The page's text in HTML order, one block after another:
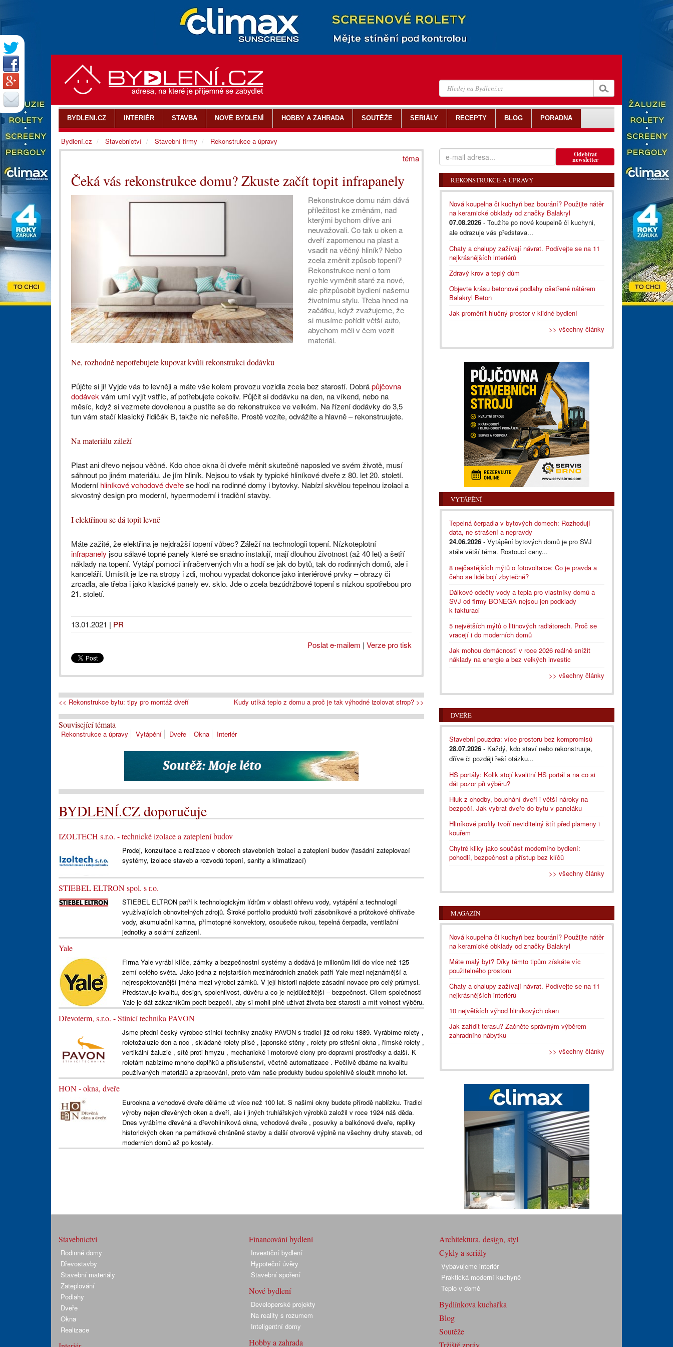
téma
Čeká vás rekonstrukce domu? Zkuste začít topit infrapanely
Rekonstrukce domu nám dává
příležitost ke změnám, nad
kterými bychom dříve ani
neuvažovali. Co tak u oken a
dveří zapomenou na plast a
vsadit na věčný hliník? Nebo
zcela změnit způsob topení?
Rekonstrukce není o tom
rychle vyměnit staré za nové,
ale přizpůsobit bydlení našemu
životnímu stylu. Třeba hned na
začátku, když zvažujeme, že
si musíme pořídit větší auto,
abychom měli v čem vozit
materiál.
Ne, rozhodně nepotřebujete kupovat kvůli rekonstrukci dodávku
Půjčte si ji! Vyjde vás to levněji a máte vše kolem provozu vozidla zcela bez starostí. Dobrápůjčovna
dodávek vám umí vyjít vstříc, ať potřebujete cokoliv. Půjčit si dodávku na den, na víkend, nebo na
měsíc, když si vezmete dovolenou a pustíte se do rekonstrukce ve velkém. Na řízení dodávky do 3,5
tun vám stačí klasický řidičák B, takže nic neřešíte. Prostě vozíte, odvážíte a hlavně – rekonstruujete.
Na materiálu záleží
Plast ani dřevo nejsou věčné. Kdo chce okna či dveře měnit skutečně naposled ve svém životě, musí
sáhnout po jiném materiálu. Je jím hliník. Nejsou to však ty typické hliníkové dveře z 80. let 20. století.
Moderníhliníkové vchodové dveřese hodí na rodinné domy i bytovky. Nabízí skvělou tepelnou izolaci a
skvostný design pro moderní, hypermoderní i tradiční stavby.
I elektřinou se dá topit levně
Máte zažité, že elektřina je nejdražší topení vůbec? Záleží na technologii topení. Nízkoteplotní
infrapanely jsou sálavé topné panely které se snadno instalují, mají dlouhou životnost (až 40 let) a šetří
náklady na topení. Vytápí pomocí infračervených vln a hodí se jak do bytů, tak do rodinných domů, ale i
kanceláří. Umístit je lze na stropy i zdi, mohou vypadat dokonce jako interiérové prvky – obrazy či
zrcadla, ale třeba i jako klasické panely ev. sklo. Jde o zcela bezúdržbové topení s nízkou spotřebou pro
21. století.
13.01.2021 | PR
Poslat e-mailem | Verze pro tisk
<< Rekonstrukce bytu: tipy pro montáž dveří Kudy utíká teplo z domu a proč je tak výhodné izolovat strop? >>
Související témata
Rekonstrukce a úpravy Vytápění Dveře Okna Interiér
BYDLENÍ.CZ doporučuje
IZOLTECH s.r.o. - technické izolace a zateplení budov
Prodej, konzultace a realizace v oborech stavebních izolací a zateplení budov (fasádní zateplovací
systémy, izolace staveb a rozvodů topení, sanity a klimatizací)
STIEBEL ELTRON spol. s r.o.
STIEBEL ELTRON patří k technologickým lídrům v oblasti ohřevu vody, vytápění a technologií
využívajících obnovitelných zdrojů. Široké portfolio produktů tvoří zásobníkové a průtokové ohřívače
vody, akumulační kamna, přímotopné konvektory, osoušeče rukou, tepelná čerpadla, ventilační
jednotky a solární zařízení.
Yale
Firma Yale vyrábí klíče, zámky a bezpečnostní systémy a dodává je milionům lidí do více než 125
zemí celého světa. Jako jedna z nejstarších mezinárodních značek patří Yale mezi nejznámější a
nejrespektovanější jména mezi výrobci zámků. V její historii najdete zásadní novace pro celý průmysl.
Představuje kvalitu, design, spolehlivost, důvěru a co je nejdůležitější – bezpečnost. Cílem společnosti
Yale je dát zákazníkům pocit bezpečí, aby si mohli plně užívat života bez starostí a mít volnost výběru.
Dřevoterm, s.r.o. - Stínicí technika PAVON
Jsme přední český výrobce stínicí techniky značky PAVON s tradicí již od roku 1889. Vyrábíme rolety ,
roletožaluzie den a noc , skládané rolety plisé , japonské stěny , rolety pro střešní okna , římské rolety ,
vertikální žaluzie , sítě proti hmyzu , mechanické i motorové clony pro dopravní prostředky a další. K
roletám nabízíme mnoho doplňků a příslušenství, včetně automatizace . Pečlivě dbáme na kvalitu
používaných materiálů a zpracování, proto vám naše produkty budou spolehlivě sloužit mnoho let.
HON - okna, dveře
Eurookna a vchodové dveře děláme už více než 100 let. S našimi okny budete přírodě nablízku. Tradici
výroby nejen dřevěných oken a dveří, ale i jiných truhlářských výrobků založil v roce 1924 náš děda.
Dnes vyrábíme dřevěná a dřevohliníková okna, vchodové dveře , posuvky a balkónové dveře, repliky
historických oken na památkově chráněné stavby a další otvorové výplně na všechny druhy staveb, od
moderních domů až po kostely.
Odebírat
newsletter
REKONSTRUKCE A ÚPRAVY
Nová koupelna či kuchyň bez bourání? Použijte nátěr
na keramické obklady od značky Balakryl
07.08.2026 - Toužíte po nové koupelně či kuchyni,
ale odrazuje vás představa...
Chaty a chalupy zažívají návrat. Podívejte se na 11
nejkrásnějších interiérů
Zdravý krov a teplý dům
Objevte krásu betonové podlahy ošetřené nátěrem
Balakryl Beton
Jak proměnit hlučný prostor v klidné bydlení
>> všechny články
VYTÁPĚNÍ
Tepelná čerpadla v bytových domech: Rozhodují
data, ne strašení a nepravdy
24.06.2026 - Vytápění bytových domů je pro SVJ
stále větší téma. Rostoucí ceny...
8 nejčastějších mýtů o fotovoltaice: Co je pravda a
čeho se lidé bojí zbytečně?
Dálkové odečty vody a tepla pro vlastníky domů a
SVJ od firmy BONEGA nejsou jen podklady
k fakturaci
5 největších mýtů o litinových radiátorech. Proč se
vracejí i do moderních domů
Jak mohou domácnosti v roce 2026 reálně snížit
náklady na energie a bez velkých investic
>> všechny články
DVEŘE
Stavební pouzdra: více prostoru bez kompromisů
28.07.2026 - Každý, kdo staví nebo rekonstruuje,
dříve či později řeší otázku...
HS portály: Kolik stojí kvalitní HS portál a na co si
dát pozor při výběru?
Hluk z chodby, bouchání dveří i větší nároky na
bezpečí. Jak vybrat dveře do bytu v paneláku
Hliníkové profily tvoří neviditelný štít před plameny i
kouřem
Chytré kliky jako součást moderního bydlení:
pohodlí, bezpečnost a přístup bez klíčů
>> všechny články
MAGAZÍN
Nová koupelna či kuchyň bez bourání? Použijte nátěr
na keramické obklady od značky Balakryl
Máte malý byt? Díky těmto tipům získáte víc
použitelného prostoru
Chaty a chalupy zažívají návrat. Podívejte se na 11
nejkrásnějších interiérů
10 největších výhod hliníkových oken
Jak zařídit terasu? Začněte správným výběrem
zahradního nábytku
>> všechny články
BYDLENI.CZ INTERIÉR STAVBA NOVÉ BYDLENÍ HOBBY A ZAHRADA SOUTĚŽE SERIÁLY RECEPTY BLOG PORADNA
Bydlení.cz Stavebnictví Stavební firmy Rekonstrukce a úpravy
Stavebnictví
Rodinné domy
Dřevostavby
Stavební materiály
Zateplování
Podlahy
Dveře
Okna
Realizace
Financování bydlení
Investiční bydlení
Hypoteční úvěry
Stavební spoření
Nové bydlení
Developerské projekty
Na reality s rozumem
Inteligentní domy
Hobby a zahrada
Architektura, design, styl
Cykly a seriály
Vybavujeme interiér
Praktická moderní kuchyně
Teplo v domě
Bydlínkova kuchařka
Blog
Soutěže
Tržiště zpráv